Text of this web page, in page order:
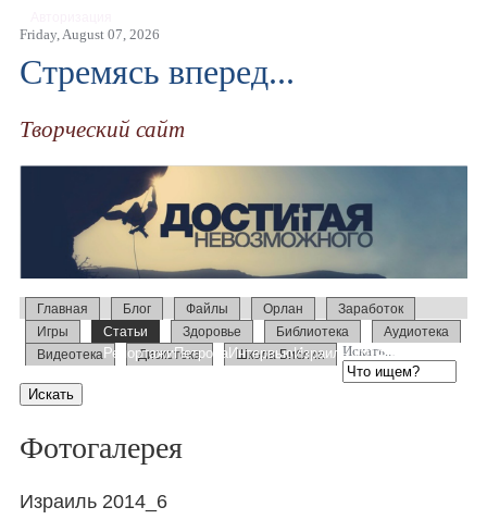
Friday, August 07, 2026
Стремясь вперед...
Творческий сайт
Главная Блог Файлы Орлан
Заработок
Игры
Статьи
РепортажиПетрова ИнтервьюИзраиль 2014Усыновление
Здоровье Библиотека
Аудиотека
Видеотека
Дискотека Школа Библии Искать...
Фотогалерея
Израиль 2014_6